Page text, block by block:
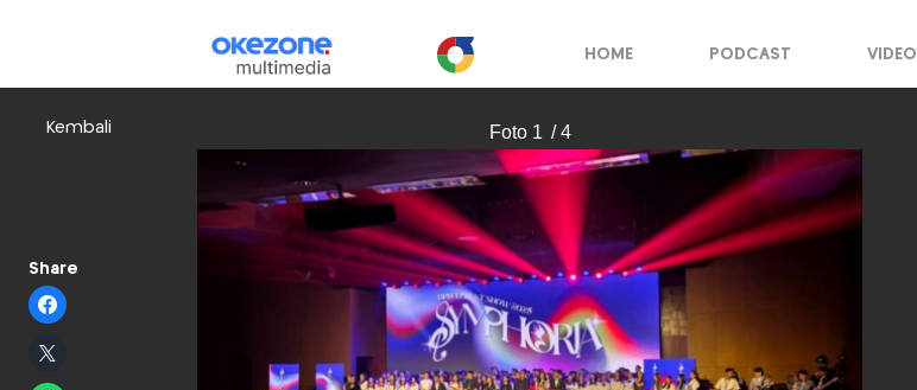
HOME PODCAST VIDEO
Kembali
Share
Foto 1 / 4